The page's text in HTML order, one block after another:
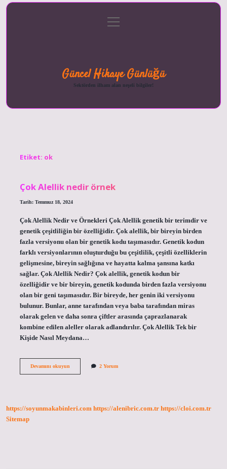
menüyü
aç
Güncel Hikaye Günlüğü
Sektörden ilham alan neşeli bilgiler!
Etiket: ok
Çok Alellik nedir örnek
Tarih: Temmuz 18, 2024
Çok Alellik Nedir ve Örnekleri Çok Alellik genetik bir terimdir ve
genetik çeşitliliğin bir özelliğidir. Çok alellik, bir bireyin birden
fazla versiyonu olan bir genetik kodu taşımasıdır. Genetik kodun
farklı versiyonlarının oluşturduğu bu çeşitlilik, çeşitli özelliklerin
gelişmesine, bireyin sağlığına ve hayatta kalma şansına katkı
sağlar. Çok Alellik Nedir? Çok alellik, genetik kodun bir
özelliğidir ve bir bireyin, genetik kodunda birden fazla versiyonu
olan bir geni taşımasıdır. Bir bireyde, her genin iki versiyonu
bulunur. Bunlar, anne tarafından veya baba tarafından miras
olarak gelen ve daha sonra çiftler arasında çaprazlanarak
kombine edilen aleller olarak adlandırılır. Çok Alellik Tek bir
Kişide Nasıl Meydana…
Devamını okuyunÇok
2 Yorum
https://soyunmakabinleri.com https://alenibric.com.tr https://cloi.com.tr
Sitemap